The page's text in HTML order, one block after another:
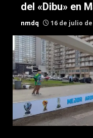
del «Dibu» en
nmdq 16 de julio de